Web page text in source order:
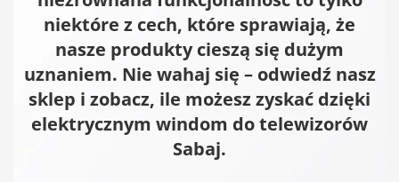
niektóre z cech, które sprawiają, że
nasze produkty cieszą się dużym
uznaniem. Nie wahaj się – odwiedź nasz
sklep i zobacz, ile możesz zyskać dzięki
elektrycznym windom do telewizorów
Sabaj.